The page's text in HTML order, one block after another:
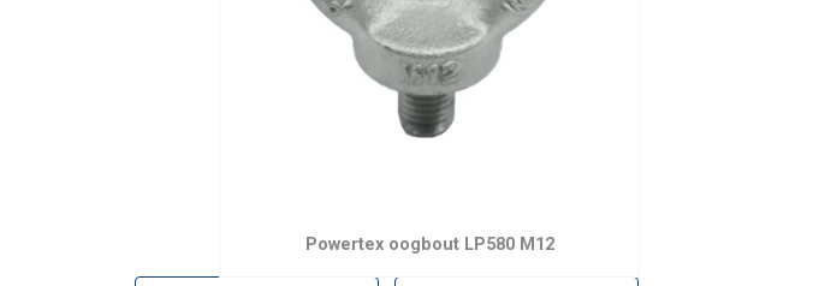
Powertex oogbout LP580 M12
Juridische Documenten: